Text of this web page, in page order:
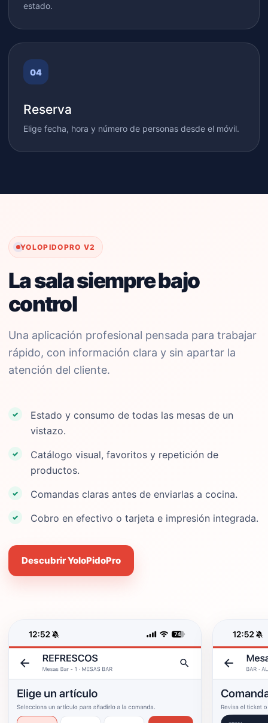
estado.
Reserva
Elige fecha, hora y número de personas desde el móvil.
YOLOPIDOPRO V2
La sala siempre bajo
control
Una aplicación profesional pensada para trabajar
rápido, con información clara y sin apartar la
atención del cliente.
Estado y consumo de todas las mesas de un
vistazo.
Catálogo visual, favoritos y repetición de
productos.
Comandas claras antes de enviarlas a cocina.
Cobro en efectivo o tarjeta e impresión integrada.
Descubrir YoloPidoPro